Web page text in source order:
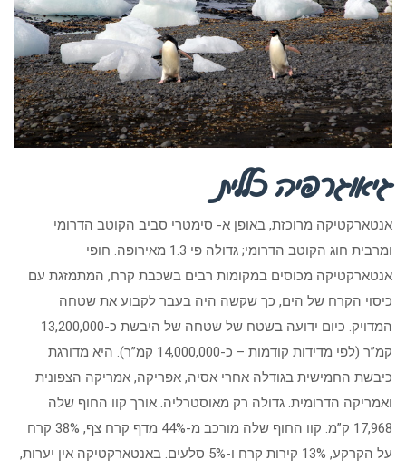
גיאוגרפיה כללית
אנטארקטיקה מרוכזת, באופן א- סימטרי סביב הקוטב הדרומי
ומרבית חוג הקוטב הדרומי; גדולה פי 1.3 מאירופה. חופי
אנטארקטיקה מכוסים במקומות רבים בשכבת קרח, המתמזגת עם
כיסוי הקרח של הים, כך שקשה היה בעבר לקבוע את שטחה
המדויק. כיום ידועה בשטח של שטחה של היבשת כ-13,200,000
קמ”ר (לפי מדידות קודמות – כ-14,000,000 קמ”ר). היא מדורגת
כיבשת החמישית בגודלה אחרי אסיה, אפריקה, אמריקה הצפונית
ואמריקה הדרומית. גדולה רק מאוסטרליה. אורך קוו החוף שלה
17,968 ק”מ. קוו החוף שלה מורכב מ-44% מדף קרח צף, 38% קרח
על הקרקע, 13% קירות קרח ו-5% סלעים. באנטארקטיקה אין יערות,